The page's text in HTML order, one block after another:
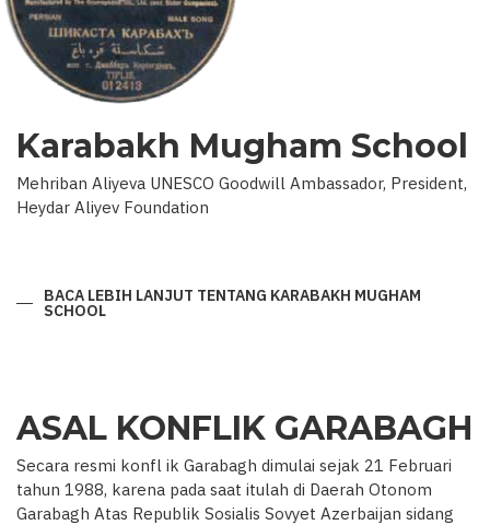
Karabakh Mugham School
Mehriban Aliyeva UNESCO Goodwill Ambassador, President,
Heydar Aliyev Foundation
BACA LEBIH LANJUT TENTANG KARABAKH MUGHAM
SCHOOL
ASAL KONFLIK GARABAGH
Secara resmi konfl ik Garabagh dimulai sejak 21 Februari
tahun 1988, karena pada saat itulah di Daerah Otonom
Garabagh Atas Republik Sosialis Sovyet Azerbaijan sidang